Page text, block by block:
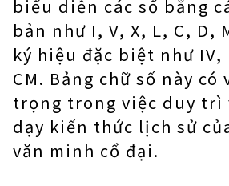
biểu diễn các số bằng
bản như I, V, X, L, C, D,
ký hiệu đặc biệt như IV,
CM. Bảng chữ số này
trọng trong việc duy trì
dạy kiến thức lịch sử
văn minh cổ đại.